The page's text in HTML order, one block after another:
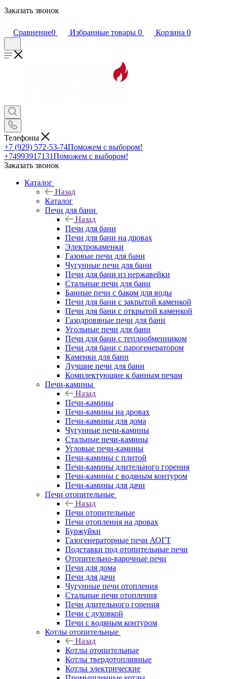
Заказать звонок
Сравнение0 Избранные товары 0 Корзина 0
Телефоны
+7 (929) 572-53-74Поможем с выбором!
+74993917131Поможем с выбором!
Заказать звонок
Каталог
Назад
Каталог
Печи для бани
Назад
Печи для бани
Печи для бани на дровах
Электрокаменки
Газовые печи для бани
Чугунные печи для бани
Печи для бани из нержавейки
Стальные печи для бани
Банные печи с баком для воды
Печи для бани с закрытой каменкой
Печи для бани с открытой каменкой
Газодровяные печи для бани
Угольные печи для бани
Печи для бани с теплообменником
Печи для бани с парогенератором
Каменки для бани
Лучшие печи для бани
Комплектующие к банным печам
Печи-камины
Назад
Печи-камины
Печи-камины на дровах
Печи-камины для дома
Чугунные печи-камины
Стальные печи-камины
Угловые печи-камины
Печи-камины с плитой
Печи-камины длительного горения
Печи-камины с водяным контуром
Печи-камины для дачи
Печи отопительные
Назад
Печи отопительные
Печи отопления на дровах
Буржуйки
Газогенераторные печи АОГТ
Подставки под отопительные печи
Отопительно-варочные печи
Печи для дома
Печи для дачи
Чугунные печи отопления
Стальные печи отопления
Печи длительного горения
Печи с духовкой
Печи с водяным контуром
Котлы отопительные
Назад
Котлы отопительные
Котлы твердотопливные
Котлы электрические